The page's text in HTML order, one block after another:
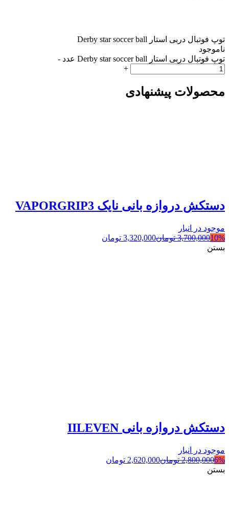
توپ فوتبال دربی استار Derby star soccer ball
ناموجود
توپ فوتبال دربی استار Derby star soccer ball عدد
-
+
محصولات پیشنهادی
دستکش دروازه بانی نایک VAPORGRIP3
موجود در انبار
10%
3,700,000 تومان3,320,000 تومان
بستن
دستکش دروازه بانی IILEVEN
موجود در انبار
6%
2,800,000 تومان2,620,000 تومان
بستن